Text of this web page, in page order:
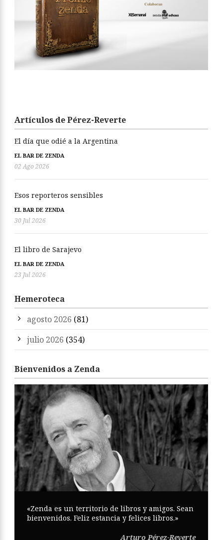
Artículos de Pérez-Reverte
El día que odié a la Argentina
EL BAR DE ZENDA
02 Ago 2026
Esos reporteros sensibles
EL BAR DE ZENDA
30 Jul 2026
El libro de Sarajevo
EL BAR DE ZENDA
23 Jul 2026
Hemeroteca
agosto 2026 (81)
julio 2026 (354)
Bienvenidos a Zenda
«Zenda es un territorio de libros y amigos. Sean
bienvenidos. Feliz estancia y felices libros.»
Arturo Pérez-Reverte